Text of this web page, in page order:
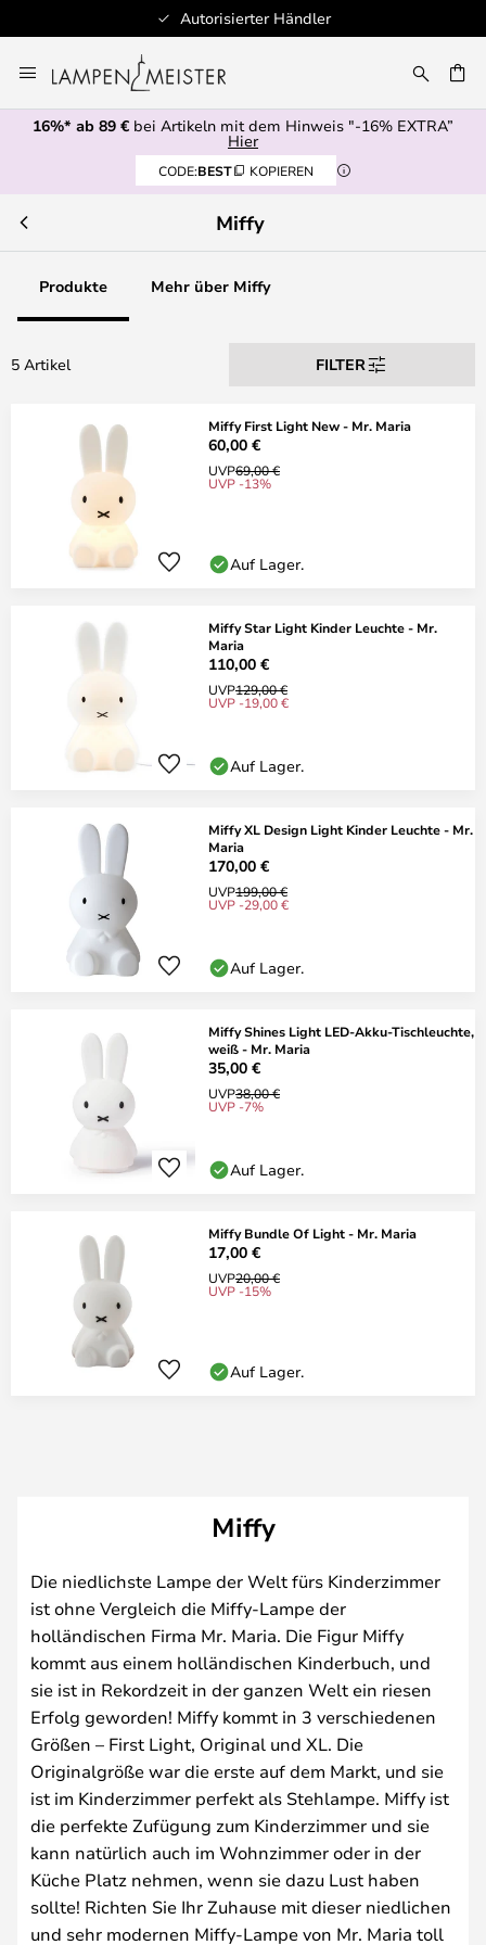
Autorisierter Händler
Inhalt
springen
16%* ab 89 € bei Artikeln mit dem Hinweis "-16% EXTRA”
Hier
CODE:BEST KOPIEREN
Miffy
Produkte Mehr über Miffy
5 Artikel FILTER
Miffy First Light New - Mr. Maria
60,00 €
UVP69,00 €
UVP -13%
Auf Lager.
Miffy Star Light Kinder Leuchte - Mr.
Maria
110,00 €
UVP129,00 €
UVP -19,00 €
Auf Lager.
Miffy XL Design Light Kinder Leuchte - Mr.
Maria
170,00 €
UVP199,00 €
UVP -29,00 €
Auf Lager.
Miffy Shines Light LED-Akku-Tischleuchte,
weiß - Mr. Maria
35,00 €
UVP38,00 €
UVP -7%
Auf Lager.
Miffy Bundle Of Light - Mr. Maria
17,00 €
UVP20,00 €
UVP -15%
Auf Lager.
Miffy
Die niedlichste Lampe der Welt fürs Kinderzimmer
ist ohne Vergleich die Miffy-Lampe der
holländischen Firma Mr. Maria. Die Figur Miffy
kommt aus einem holländischen Kinderbuch, und
sie ist in Rekordzeit in der ganzen Welt ein riesen
Erfolg geworden! Miffy kommt in 3 verschiedenen
Größen – First Light, Original und XL. Die
Originalgröße war die erste auf dem Markt, und sie
ist im Kinderzimmer perfekt als Stehlampe. Miffy ist
die perfekte Zufügung zum Kinderzimmer und sie
kann natürlich auch im Wohnzimmer oder in der
Küche Platz nehmen, wenn sie dazu Lust haben
sollte! Richten Sie Ihr Zuhause mit dieser niedlichen
und sehr modernen Miffy-Lampe von Mr. Maria toll